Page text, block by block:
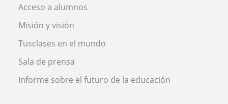
Acceso a alumnos
Misión y visión
Tusclases en el mundo
Sala de prensa
Informe sobre el futuro de la educación